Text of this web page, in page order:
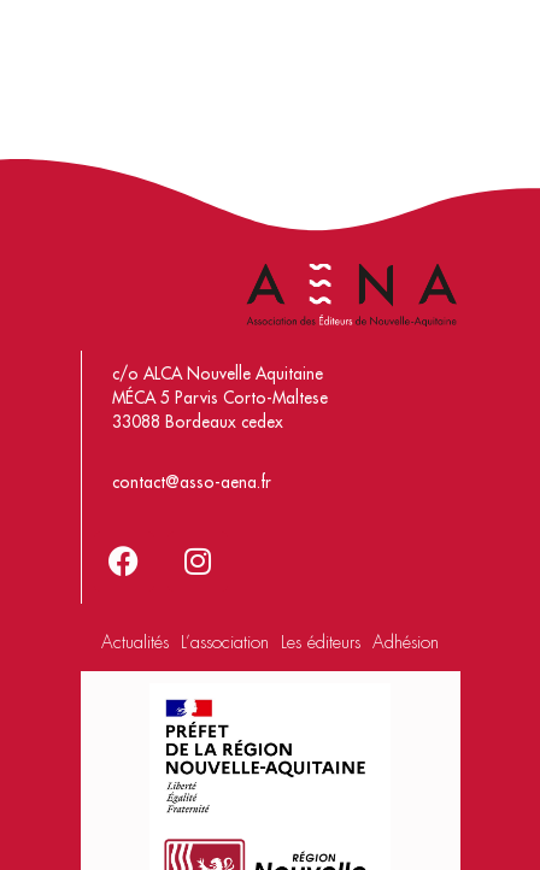
c/o ALCA Nouvelle Aquitaine
MÉCA 5 Parvis Corto-Maltese
33088 Bordeaux cedex
contact@asso-aena.fr
Actualités L’association Les éditeurs Adhésion